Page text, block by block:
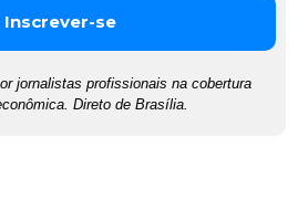
jornalistas profissionais na cobertura
Direto de Brasília.